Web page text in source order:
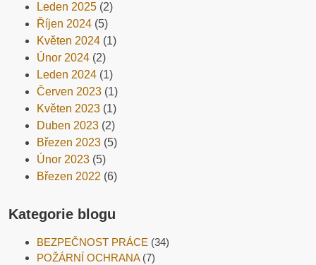
Leden 2025 (2)
Říjen 2024 (5)
Květen 2024 (1)
Únor 2024 (2)
Leden 2024 (1)
Červen 2023 (1)
Květen 2023 (1)
Duben 2023 (2)
Březen 2023 (5)
Únor 2023 (5)
Březen 2022 (6)
Kategorie blogu
BEZPEČNOST PRÁCE (34)
POŽÁRNÍ OCHRANA(7)